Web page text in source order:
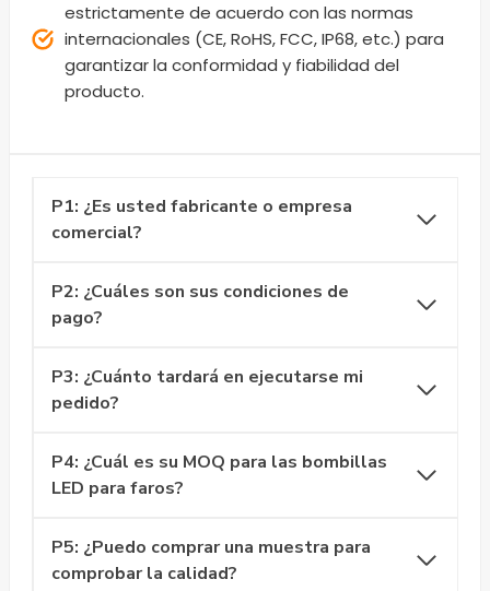
estrictamente de acuerdo con las normas
internacionales (CE, RoHS, FCC, IP68, etc.) para
garantizar la conformidad y fiabilidad del
producto.
P1: ¿Es usted fabricante o empresa
comercial?
P2: ¿Cuáles son sus condiciones de
pago?
P3: ¿Cuánto tardará en ejecutarse mi
pedido?
P4: ¿Cuál es su MOQ para las bombillas
LED para faros?
P5: ¿Puedo comprar una muestra para
comprobar la calidad?